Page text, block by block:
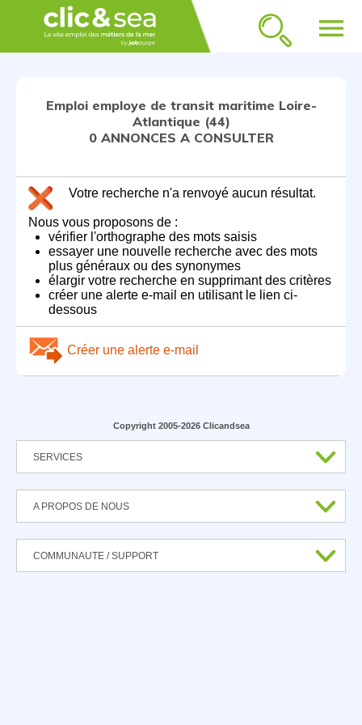
menu
Emploi employe de transit maritime Loire-
Atlantique (44)
0 ANNONCES A CONSULTER
Votre recherche n'a renvoyé aucun résultat.
Nous vous proposons de :
vérifier l'orthographe des mots saisis
essayer une nouvelle recherche avec des mots
plus généraux ou des synonymes
élargir votre recherche en supprimant des critères
créer une alerte e-mail en utilisant le lien ci-
dessous
Créer une alerte e-mail
Copyright 2005-2026 Clicandsea
SERVICES
A PROPOS DE NOUS
COMMUNAUTE / SUPPORT